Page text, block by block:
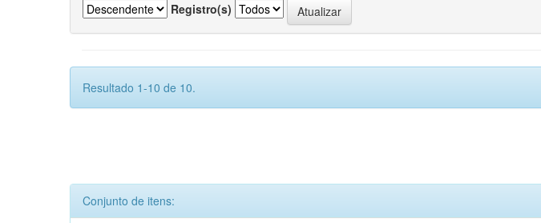
Registro(s)
Resultado 1-10 de 10.
Conjunto de itens: